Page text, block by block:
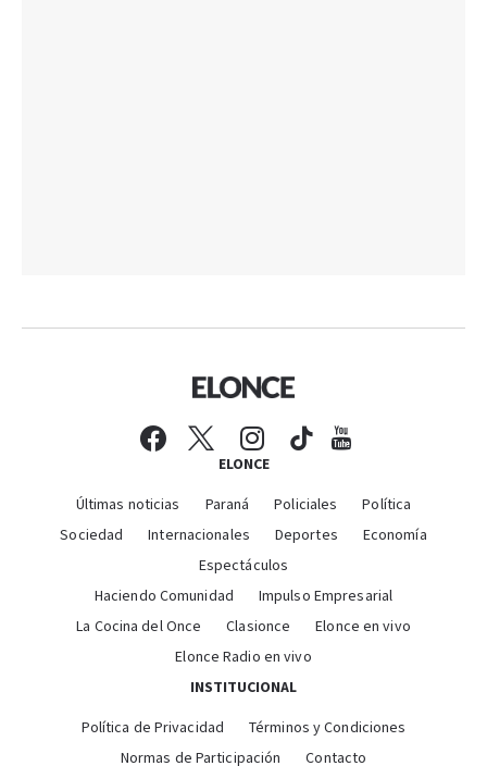
ELONCE
Últimas noticias Paraná Policiales
Política
Sociedad
Internacionales Deportes
Economía
Espectáculos
Haciendo Comunidad
Impulso Empresarial
La Cocina del Once
Clasionce
Elonce en vivo
Elonce Radio en vivo
INSTITUCIONAL
Política de Privacidad
Términos y Condiciones
Normas de Participación
Contacto